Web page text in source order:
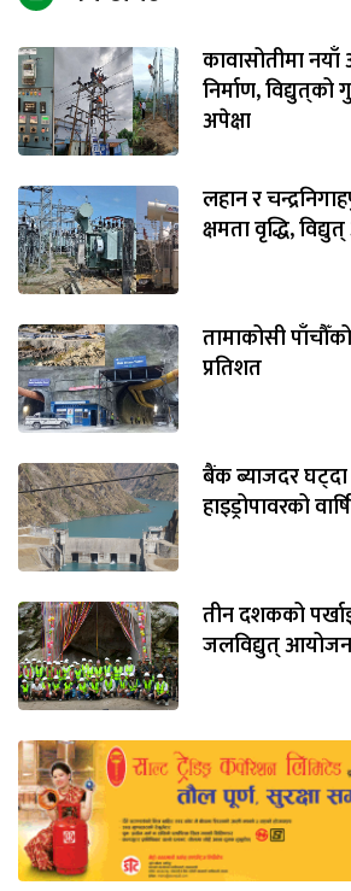
कावासोतीमा
निर्माण,
अपेक्षा
लहान र
क्षमता वृद्धि,
तामाकोसी
प्रतिशत
बैंक ब्याजदर
हाइड्रोपावरको
तीन दशकको
जलविद्युत्